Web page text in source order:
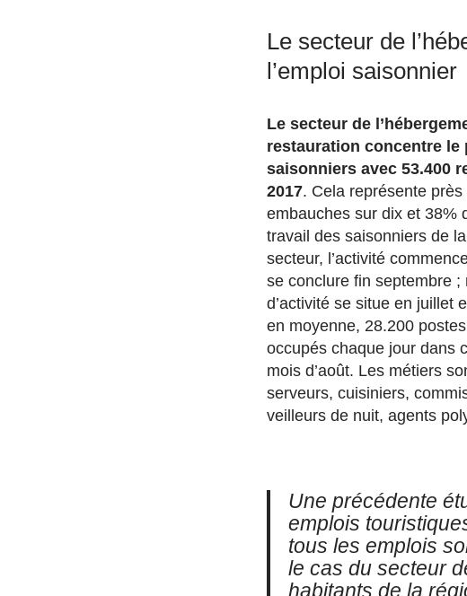
Le secteur de
l’emploi saisonnier
Le secteur de
restauration concentre le
saisonniers avec 53.400
2017. Cela représente près
embauches sur dix et 38%
travail des saisonniers de
secteur, l’activité
se conclure fin septembre ;
d’activité se situe en juillet
en moyenne, 28.200
occupés chaque jour dans
mois d’août. Les métiers
serveurs, cuisiniers,
veilleurs de nuit, agents
Une précédente
emplois
tous les emplois
le cas du secteur
habitants de la